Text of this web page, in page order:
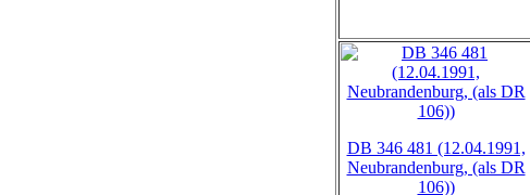
DB 346 481 (12.04.1991,
Neubrandenburg, (als DR
106))